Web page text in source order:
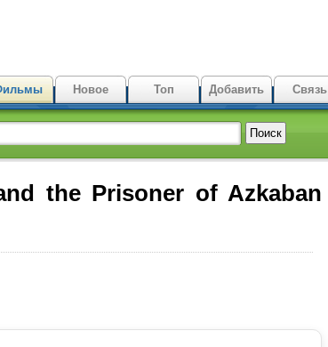
Новое Топ Добавить Связь
the Prisoner of Azkaban